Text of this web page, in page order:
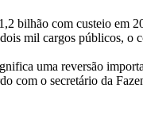
bilhão com custeio em
mil cargos públicos, o
uma reversão
com o secretário da